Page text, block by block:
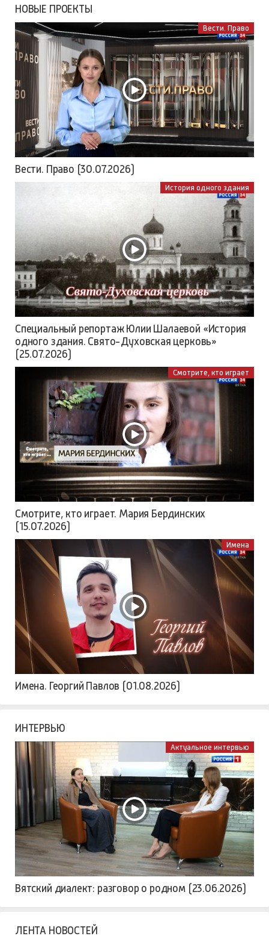
НОВЫЕ ПРОЕКТЫ
Вести. Право
Вести. Право (30.07.2026)
История одного здания
Специальный репортаж Юлии Шалаевой «История
одного здания. Свято-Духовская церковь»
(25.07.2026)
Смотрите, кто играет
Смотрите, кто играет. Мария Бердинских
(15.07.2026)
Имена
Имена. Георгий Павлов (01.08.2026)
ИНТЕРВЬЮ
Актуальное интервью
Вятский диалект: разговор о родном (23.06.2026)
ЛЕНТА НОВОСТЕЙ